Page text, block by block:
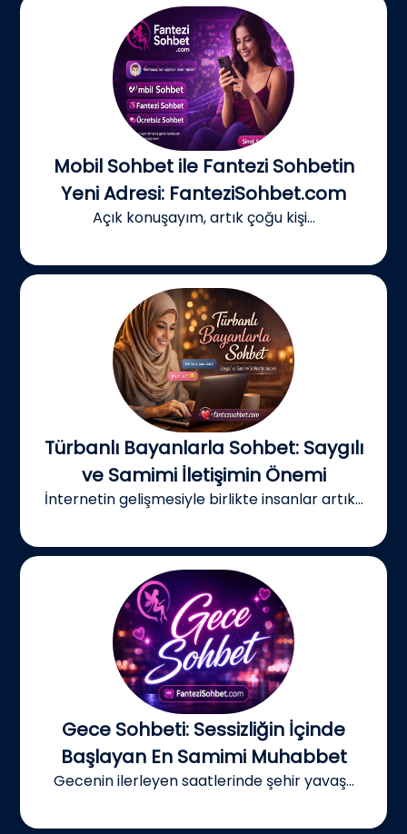
Mobil Sohbet ile Fantezi Sohbetin
Yeni Adresi: FanteziSohbet.com
Açık konuşayım, artık çoğu kişi...
Türbanlı Bayanlarla Sohbet: Saygılı
ve Samimi İletişimin Önemi
İnternetin gelişmesiyle birlikte insanlar artık...
Gece Sohbeti: Sessizliğin İçinde
Başlayan En Samimi Muhabbet
Gecenin ilerleyen saatlerinde şehir yavaş...